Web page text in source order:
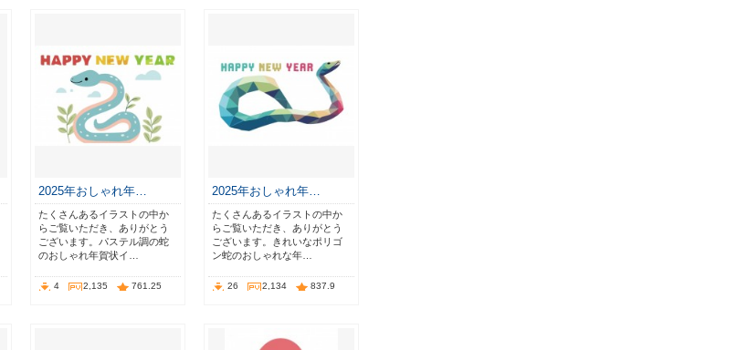
2025年おしゃれ年…
たくさんあるイラストの中か
らご覧いただき、ありがとう
ございます。パステル調の蛇
のおしゃれ年賀状イ…
4 2,135 761.25
2025年おしゃれ年…
たくさんあるイラストの中か
らご覧いただき、ありがとう
ございます。きれいなポリゴ
ン蛇のおしゃれな年…
26 2,134 837.9